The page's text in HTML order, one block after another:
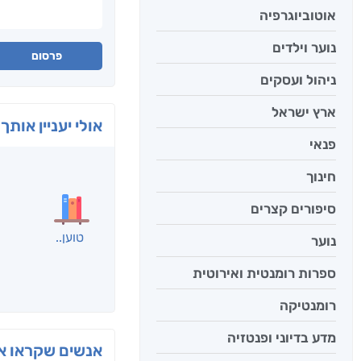
אוטוביוגרפיה
נוער וילדים
ניהול ועסקים
ארץ ישראל
פנאי
חינוך
סיפורים קצרים
נוער
ספרות רומנטית ואירוטית
רומנטיקה
מדע בדיוני ופנטזיה
פרסום
אולי יעניין